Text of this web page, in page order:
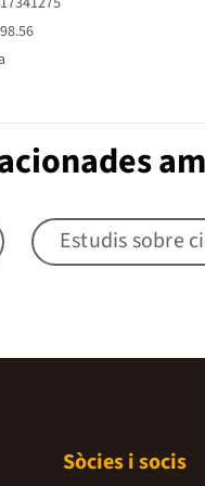
Estudis sobre
Sòcies i socis